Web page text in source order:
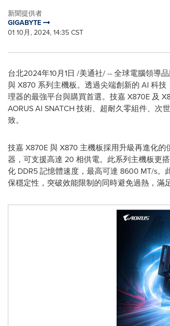
新聞提供者
GIGABYTE
01 10月, 2024, 14:35 CST
台北2024年10月1日 /美通社/ -- 全球電腦領導
與 X870 系列主機板。透過尖端創新的 AI 科
理器的最強平台與購買首選。技嘉 X870E 及
AORUS AI SNATCH 技術、超耐久零組件、次
致。
技嘉 X870E 與 X870 主機板採用升級再進化
器，可支援高達 20 相供電。此系列主機板更
化 DDR5 記憶體速度，最高可達 8600 MT/s
保穩定性，突破效能限制的同時避免過熱，滿